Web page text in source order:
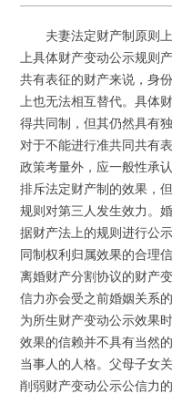
夫妻法定财产制原则上
上具体财产变动公示规则
共有表征的财产来说，身
上也无法相互替代。具体
得共同制，但其仍然具有
对于不能进行准共同共有
政策考量外，应一般性承
排斥法定财产制的效果，
规则对第三人发生效力。
据财产法上的规则进行公
同制权利归属效果的合理
离婚财产分割协议的财产
信力亦会受之前婚姻关系
为所生财产变动公示效果
效果的信赖并不具有当然
当事人的人格。父母子女
削弱财产变动公示公信力的